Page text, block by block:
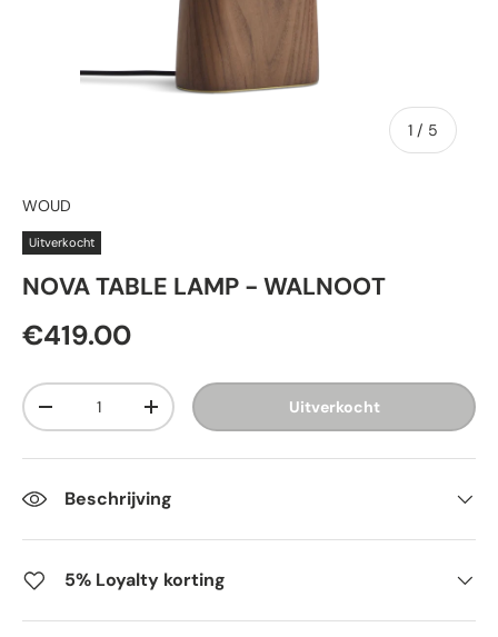
1 / van
5
WOUD
Uitverkocht
NOVA TABLE LAMP - WALNOOT
€419.00
Aantal
-
+ Uitverkocht
Beschrijving
5% Loyalty korting